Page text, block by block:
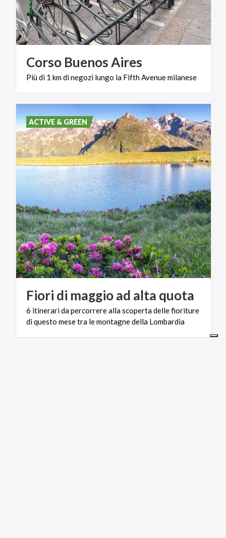
Corso BuenosAires
Piùdi 1 kmdinegozi lungo la FifthAvenuemilanese
Fiori di maggioad alta quota
6 itineraridapercorrereallascopertadellefioriture
diquesto mesetra lemontagnedella Lombardia
ACTIVE & GREEN